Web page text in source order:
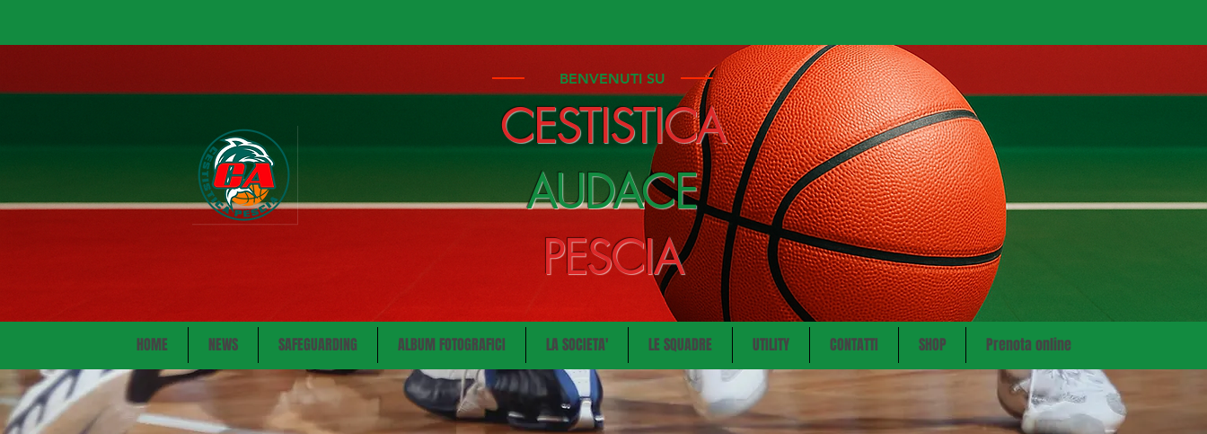
BENVENUTI SU
CESTISTICA
AUDACE
PESCIA
HOME NEWS SAFEGUARDING ALBUM FOTOGRAFICI LA SOCIETA' LE SQUADRE UTILITY CONTATTI SHOP Prenota online